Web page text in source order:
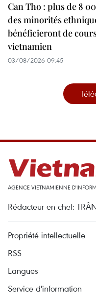
Can Tho : plus de 8
des minorités
bénéficieront de
vietnamien
03/08/2026 09:45
AGENCE VIETNAMIENNE
Rédacteur en chef:
Propriété intellectuelle
RSS
Langues
Service d'information